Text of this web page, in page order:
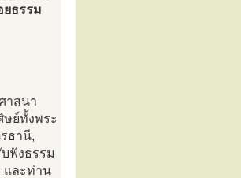
ยธรรม
าสนา
ย์ทั้งพระ
ธานี,
ฟังธรรม
และท่าน